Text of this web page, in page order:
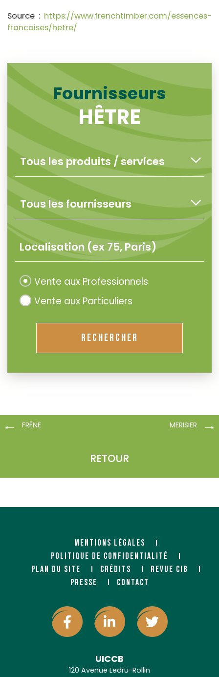
Source : https://www.frenchtimber.com/essences-
francaises/hetre/
Fournisseurs
HÊTRE
Vente aux Professionnels
Vente aux Particuliers
RECHERCHER
FRÊNE
RETOUR
MERISIER
MENTIONS LÉGALES
POLITIQUE DE CONFIDENTIALITÉ
PLAN DU SITE
CRÉDITS
REVUE CIB
PRESSE
CONTACT
UICCB
120 Avenue Ledru-Rollin